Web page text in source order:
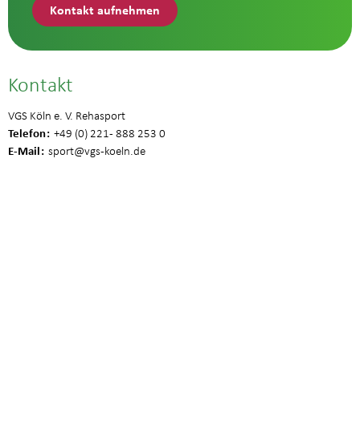
Kontakt aufnehmen
Kontakt
VGS Köln e. V. Rehasport
Telefon +49 (0) 221 - 888 253 0
E-Mail sport@vgs-koeln.de